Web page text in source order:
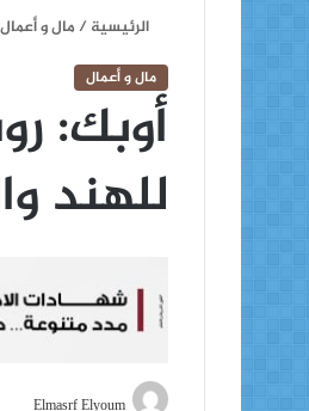
الرئيسية/مال و أعمال
مال و أعمال
أوبك:
للهند
Elmasrf Elyoum